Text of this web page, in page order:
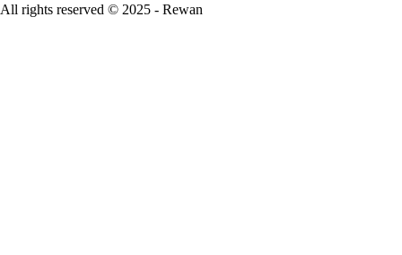
All rights reserved © 2025 - Rewan